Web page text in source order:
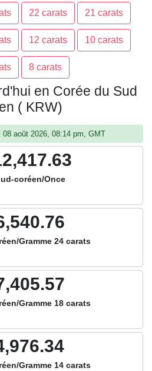
22 carats 21 carats
12 carats 10 carats
8 carats
en Corée du Sud
( KRW)
août 2026, 08:14 pm, GMT
coréen/Once
Gramme 24 carats
Gramme 18 carats
Gramme 14 carats